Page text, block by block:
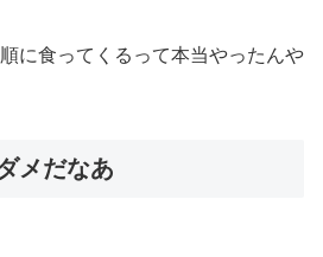
に食ってくるって本当やったんや
メだなあ